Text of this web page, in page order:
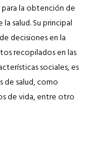
para la obtención de
salud. Su principal
decisiones en la
recopilados en las
sociales, es
de salud, como
de vida, entre otro